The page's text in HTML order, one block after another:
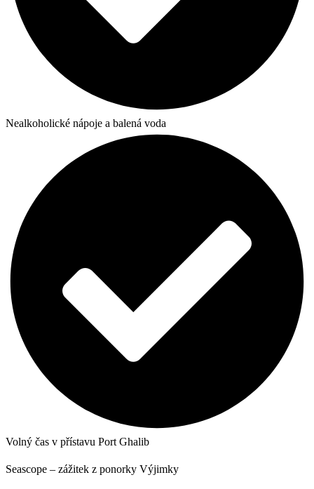
Nealkoholické nápoje a balená voda
Volný čas v přístavu Port Ghalib
Seascope – zážitek z ponorky Výjimky